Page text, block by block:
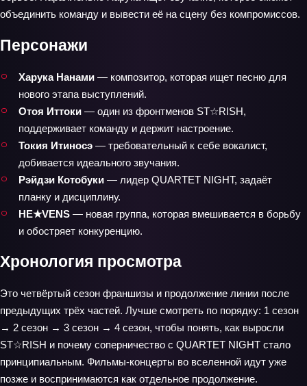
объединить команду и вывести её на сцену без компромиссов.
Персонажи
Харука Нанами — композитор, которая ищет песню для
нового этапа выступлений.
Отоя Иттоки — один из фронтменов ST☆RISH,
поддерживает команду и держит настроение.
Токия Итиносэ — требовательный к себе вокалист,
добивается идеального звучания.
Рэйдзи Котобуки — лидер QUARTET NIGHT, задаёт
планку и дисциплину.
HE★VENS — новая группа, которая вмешивается в борьбу
и обостряет конкуренцию.
Хронология просмотра
Это четвёртый сезон франшизы и продолжение линии после
предыдущих трёх частей. Лучше смотреть по порядку: 1 сезон
→ 2 сезон → 3 сезон → 4 сезон, чтобы понять, как выросли
ST☆RISH и почему соперничество с QUARTET NIGHT стало
принципиальным. Фильмы-концерты во вселенной идут уже
позже и воспринимаются как отдельное продолжение.